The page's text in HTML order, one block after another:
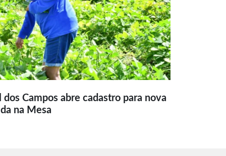
Campos abre cadastro para nova
na Mesa